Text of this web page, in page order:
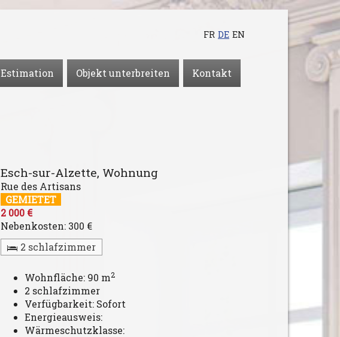
FR DE EN
Estimation Objekt unterbreiten Kontakt
Esch-sur-Alzette, Wohnung
Rue des Artisans
GEMIETET
2 000 €
Nebenkosten: 300 €
2 schlafzimmer
Wohnfläche: 90 m2
2 schlafzimmer
Verfügbarkeit: Sofort
Energieausweis:
Wärmeschutzklasse: